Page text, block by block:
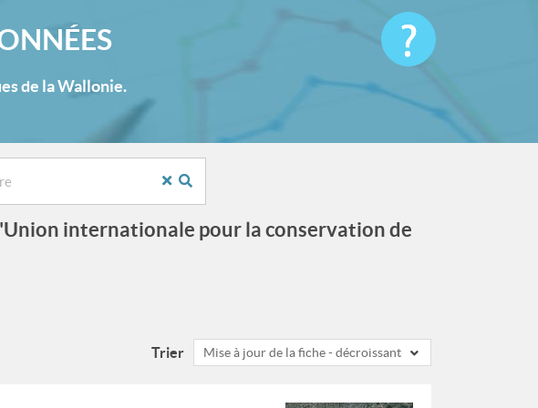
de la Wallonie.
internationale pour la conservation de
Trier Mise à jour de la fiche - décroissant